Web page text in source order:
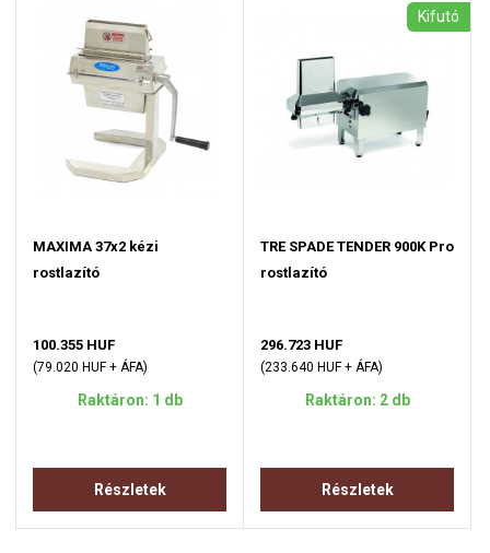
MAXIMA 37x2 kézi
rostlazító
100.355 HUF
(79.020 HUF + ÁFA)
Raktáron: 1 db
Részletek
Kifutó
TRE SPADE TENDER 900K Pro
rostlazító
296.723 HUF
(233.640 HUF + ÁFA)
Raktáron: 2 db
Részletek